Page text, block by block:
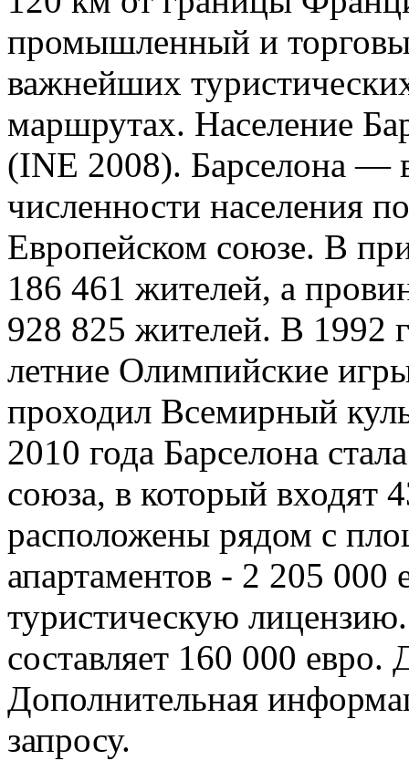
промышленный и
важнейших
маршрутах. Население
(INE 2008). Барселона —
численности населения
Европейском союзе. В
186 461 жителей, а
928 825 жителей. В 1992
летние Олимпийские
проходил Всемирный
2010 года Барселона
союза, в который входят
расположены рядом с
апартаментов - 2 205
туристическую
составляет 160 000
Дополнительная
запросу.